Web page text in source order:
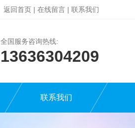
返回首页 | 在线留言 | 联系我们
全国服务咨询热线:
13636304209
联系我们